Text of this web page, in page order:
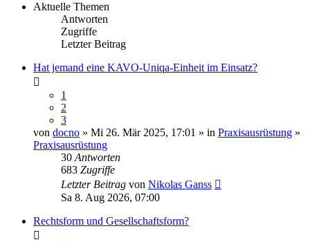
Aktuelle Themen
Antworten
Zugriffe
Letzter Beitrag
Hat jemand eine KAVO-Uniqa-Einheit im Einsatz?
1
2
3
von docno » Mi 26. Mär 2025, 17:01 » in Praxisausrüstung »
Praxisausrüstung
30 Antworten
683 Zugriffe
Letzter Beitrag von Nikolas Ganss
Sa 8. Aug 2026, 07:00
Rechtsform und Gesellschaftsform?